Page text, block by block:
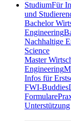
StudiumFür
und
Bachelor
Engineering
Nachhaltige
Science
Master
Engineering
Infos für
FWI-Buddies
Formulare
Unterstützung